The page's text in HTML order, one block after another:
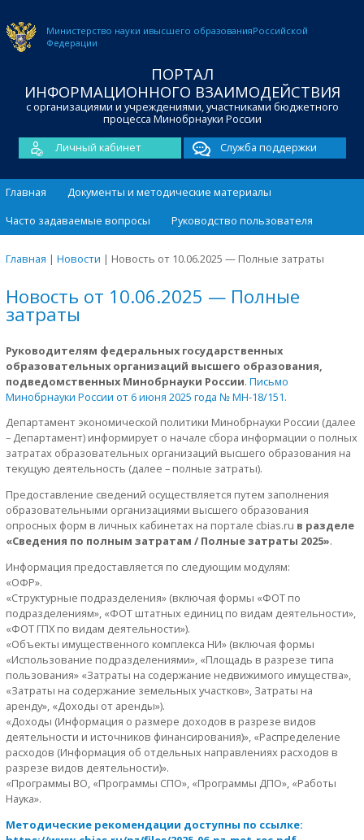
Министерство науки ивысшего образованияРоссийской
Федерации
ПОРТАЛ
ИНФОРМАЦИОННОГО ВЗАИМОДЕЙСТВИЯ
с организациями и учреждениями, участниками бюджетного
процесса Минобрнауки России
Личный кабинет
Служба поддержки
Главная
Документы и методические материалы
Часто задаваемые вопросы
Руководство пользователя
Главная | Новости | Новость от 10.06.2025 — Полные затраты
Новость от 10.06.2025 — Полные
затраты
Руководителям федеральных государственных
образовательных организаций высшего образования,
подведомственных Минобрнауки России. Письмо
Минобрнауки России от 6 июня 2025 года № МН-18/151.
Департамент экономической политики Минобрнауки России (далее
– Департамент) информирует о начале сбора информации о полных
затратах образовательных организаций высшего образования на
текущую деятельность (далее – полные затраты).
Предоставление сведений осуществляется путем заполнения
образовательными организациями высшего образования
опросных форм в личных кабинетах на портале cbias.ru в разделе
«Сведения по полным затратам / Полные затраты 2025».
Информация предоставляется по следующим модулям:
«ОФР».
«Структурные подразделения» (включая формы «ФОТ по
подразделениям», «ФОТ штатных единиц по видам деятельности»,
«ФОТ ГПХ по видам деятельности»).
«Объекты имущественного комплекса НИ» (включая формы
«Использование подразделениями», «Площадь в разрезе типа
пользования» «Затраты на содержание недвижимого имущества»,
«Затраты на содержание земельных участков», Затраты на
аренду», «Доходы от аренды»).
«Доходы (Информация о размере доходов в разрезе видов
деятельности и источников финансирования)», «Распределение
расходов (Информация об отдельных направлениях расходов в
разрезе видов деятельности)».
«Программы ВО, «Программы СПО», «Программы ДПО», «Работы
Наука».
Методические рекомендации доступны по ссылке: